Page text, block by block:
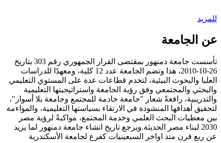
للمزيد
عن الجامعة
تأسست جامعة دمنهور بمقتضى القرار الجمهوري رقم 303 بتاريخ
26-10-2010، هذا وتضم الجامعة عدد 12 كلية، ومعهدًا للدراسات
العليا والبحوث البيئية، لتخدم قطاعات عدة على المستوي التعليمي
والبحثي والمجتمعي وفق رؤية الجامعة واستراتيجيتها التعليمية
والتدريبية، رافعةً شعار "جامعة خادمة للمجتمع وجامعة بلا أسوار"،
لتحقيق أهدافها المنشودة في الارتقاء بسياستها التعليمية، والمواءمة
بين معطيات البحث العلمي وخدمة المجتمع، مواكبةً لرؤية مصر
2030 لبناء مصر الحديثة.ويرجع تاريخ انشاء جامعة دمنهور لما يزيد
عن ربع قرن منذ اواخر السبعينيات كفرع لجامعة الأسكندرية